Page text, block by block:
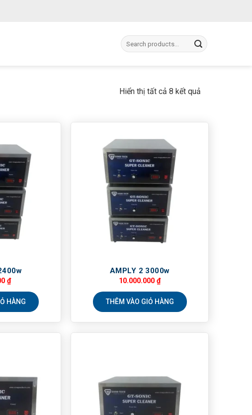
Tìm
kiếm:
Hiển thị tất cả 8 kết quả
₫
HÀNG
AMPLY 2 3000w
10.000.000₫
THÊM VÀO GIỎ HÀNG